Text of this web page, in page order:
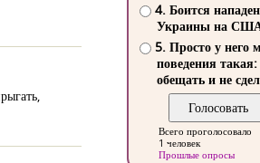
4. Боится
Украины на
5. Просто у него
поведения такая:
обещать и не
Всего проголосовало
1 человек
Прошлые опросы